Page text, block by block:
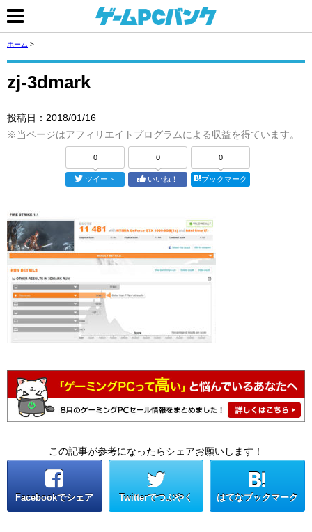
ホーム >
zj-3dmark
投稿日： 2018/01/16
※当ページはアフィリエイトプログラムによる収益を得ています。
0
ツイート
0
いいね！
0
ブックマーク
この記事が参考になったらシェアお願いします！
Facebookでシェア Twitterでつぶやく はてなブックマーク